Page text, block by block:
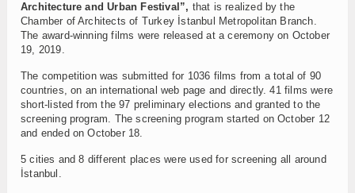
Architecture and Urban Festival”, that is realized by the
Chamber of Architects of Turkey İstanbul Metropolitan Branch.
The award-winning films were released at a ceremony on October
19, 2019.
The competition was submitted for 1036 films from a total of 90
countries, on an international web page and directly. 41 films were
short-listed from the 97 preliminary elections and granted to the
screening program. The screening program started on October 12
and ended on October 18.
5 cities and 8 different places were used for screening all around
İstanbul.